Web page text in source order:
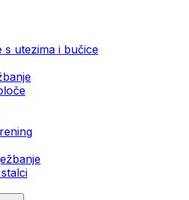
s utezima i bučice